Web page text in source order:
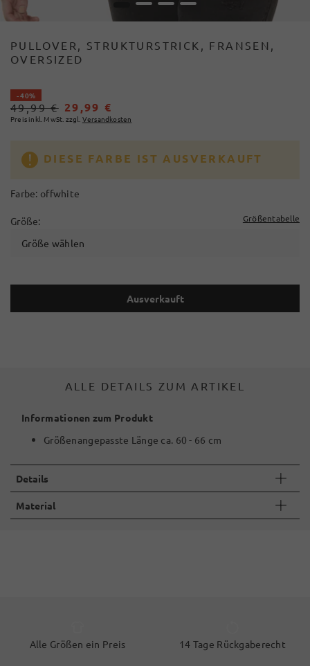
2 3 4
PULLOVER, STRUKTURSTRICK, FRANSEN,
OVERSIZED
- 40%
49,99 € 29,99 €
Preis inkl. MwSt. zzgl. Versandkosten
DIESE FARBE IST AUSVERKAUFT
Farbe: offwhite
Größe: Größentabelle
Größe wählen
Ausverkauft
ALLE DETAILS ZUM ARTIKEL
Informationen zum Produkt
Größenangepasste Länge ca. 60 - 66 cm
Details
Material
Alle Größen ein Preis 14 Tage Rückgaberecht